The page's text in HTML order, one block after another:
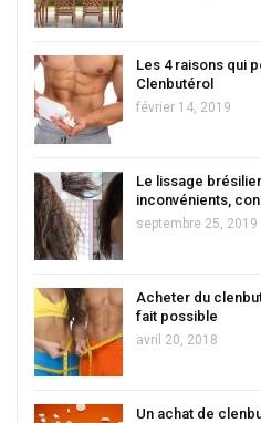
Les 4 raisons qui
Clenbutérol
février 14, 2019
Le lissage
inconvénients,
septembre 25, 2019
Acheter du
fait possible
avril 20, 2018
Un achat de